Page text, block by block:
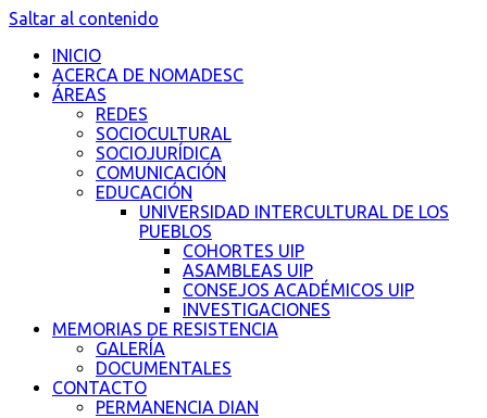
Saltar al contenido
INICIO
ACERCA DE NOMADESC
ÁREAS
REDES
SOCIOCULTURAL
SOCIOJURÍDICA
COMUNICACIÓN
EDUCACIÓN
UNIVERSIDAD INTERCULTURAL DE LOS
PUEBLOS
COHORTES UIP
ASAMBLEAS UIP
CONSEJOS ACADÉMICOS UIP
INVESTIGACIONES
MEMORIAS DE RESISTENCIA
GALERÍA
DOCUMENTALES
CONTACTO
PERMANENCIA DIAN